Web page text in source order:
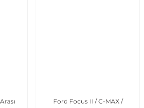
Ford Focus II / C-MAX /